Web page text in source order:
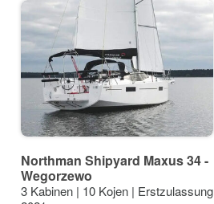
Northman Shipyard Maxus 34 -
Wegorzewo
3 Kabinen | 10 Kojen | Erstzulassung